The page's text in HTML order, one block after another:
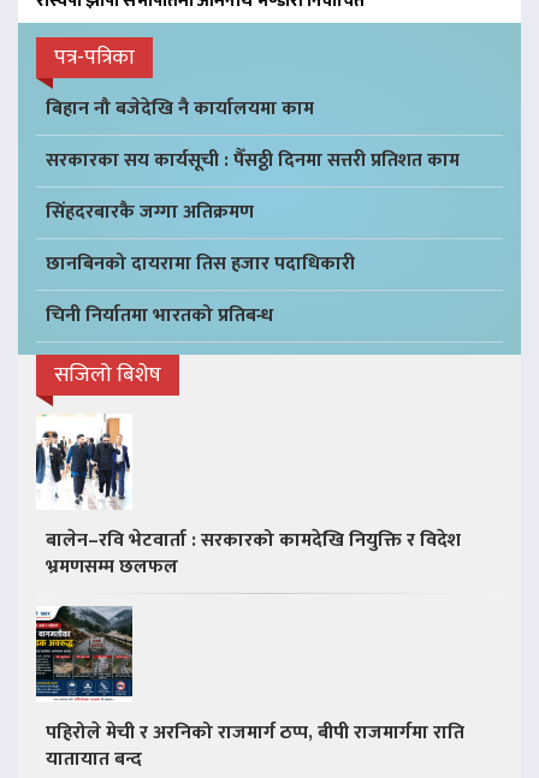
पत्र-पत्रिका
बिहान नौ बजेदेखि नै कार्यालयमा काम
सरकारका सय कार्यसूची : पैँसठ्ठी दिनमा सत्तरी प्रतिशत काम
सिंहदरबारकै जग्गा अतिक्रमण
छानबिनको दायरामा तिस हजार पदाधिकारी
चिनी निर्यातमा भारतको प्रतिबन्ध
सजिलो बिशेष
बालेन–रवि भेटवार्ता : सरकारको कामदेखि नियुक्ति र विदेश
भ्रमणसम्म छलफल
पहिरोले मेची र अरनिको राजमार्ग ठप्प, बीपी राजमार्गमा राति
यातायात बन्द